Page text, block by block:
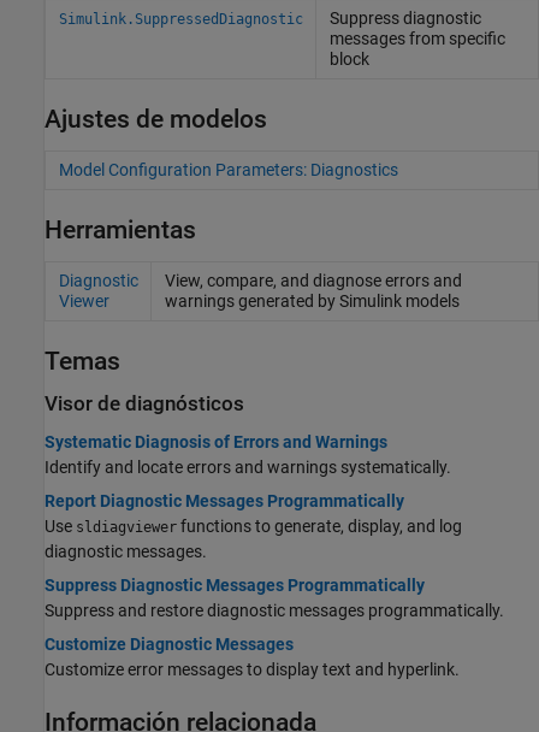
Simulink.SuppressedDiagnostic
Suppress diagnostic
messages from specific
block
Ajustes de modelos
Model Configuration Parameters: Diagnostics
Herramientas
Diagnostic
Viewer
View, compare, and diagnose errors and
warnings generated bySimulinkmodels
Temas
Visor de diagnósticos
Systematic Diagnosis of Errors and Warnings
Identify and locate errors and warnings systematically.
Report Diagnostic Messages Programmatically
Use sldiagviewer functions to generate, display, and log
diagnostic messages.
Suppress Diagnostic Messages Programmatically
Suppress and restore diagnostic messages programmatically.
Customize Diagnostic Messages
Customize error messages to display text and hyperlink.
Información relacionada